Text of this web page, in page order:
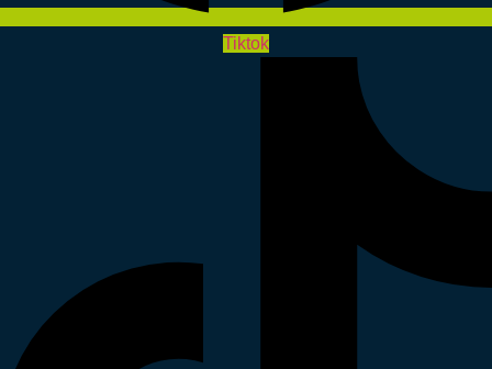
Tiktok